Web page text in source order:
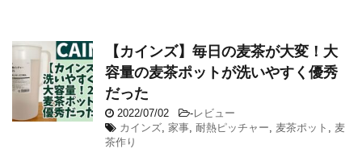
【カインズ】毎日の麦茶が大変！大
容量の麦茶ポットが洗いやすく優秀
だった
2022/07/02 -レビュー
カインズ, 家事, 耐熱ピッチャー, 麦茶ポット , 麦
茶作り